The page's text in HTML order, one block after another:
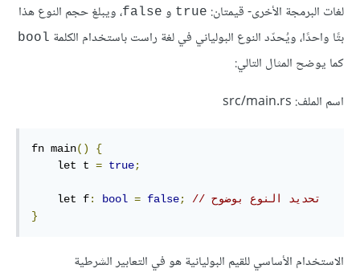
لغات البرمجة الأخرى- قيمتان: true و false، ويبلغ حجم النوع هذا
بتًا واحدًا، ويُحدّد النوع البولياني في لغة راست باستخدام الكلمة bool
كما يوضح المثال التالي:
اسم الملف: src/main.rs
fn main()
{
    let t
= true;
    let f
: bool = false;
// تحديد النوع بوضوح
}
الاستخدام الأساسي للقيم البوليانية هو في التعابير الشرطية